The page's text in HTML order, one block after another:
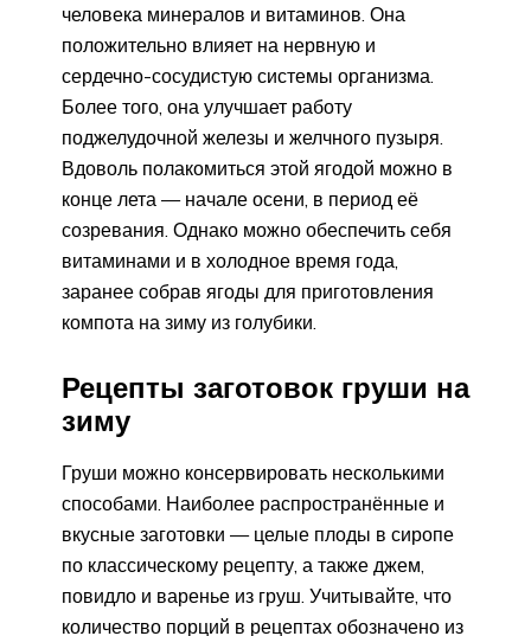
человека минералов и витаминов. Она
положительно влияет на нервную и
сердечно-сосудистую системы организма.
Более того, она улучшает работу
поджелудочной железы и желчного пузыря.
Вдоволь полакомиться этой ягодой можно в
конце лета — начале осени, в период её
созревания. Однако можно обеспечить себя
витаминами и в холодное время года,
заранее собрав ягоды для приготовления
компота на зиму из голубики.
Рецепты заготовок груши на
зиму
Груши можно консервировать несколькими
способами. Наиболее распространённые и
вкусные заготовки — целые плоды в сиропе
по классическому рецепту, а также джем,
повидло и варенье из груш. Учитывайте, что
количество порций в рецептах обозначено из